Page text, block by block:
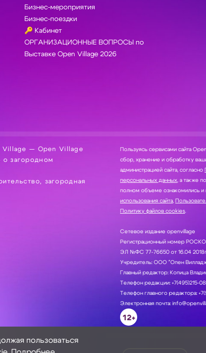
Бизнес-мероприятия
Бизнес-поездки
🔑 Кабинет
ОРГАНИЗАЦИОННЫЕ ВОПРОСЫ по
Выставке Open Village 2026
Village — Open Village
о загородном
загородная
Пользуясь сервисами сайта
сбор, хранение и обработку ваших персональных данных
администрацией сайта, согласно
персональных данных , а также
полном объеме ознакомились и
использования сайта
Политику файлов cookies.
Сетевое издание openvillage
Регистрационный номер
ЭЛ №ФС 77-76650 от 16.04
Учредитель: ООО "Опен
Главный редактор: Копица
Телефон редакции: +7(495)215-
Телефон главного редактора:
Электронная почта:
12+
пользоваться